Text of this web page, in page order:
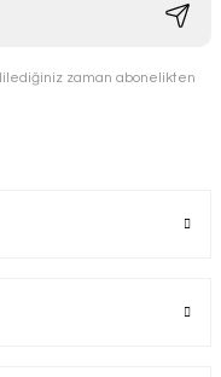
zaman abonelikten